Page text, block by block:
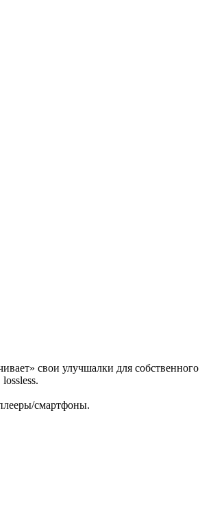
свои улучшалки для собственного
смартфоны.